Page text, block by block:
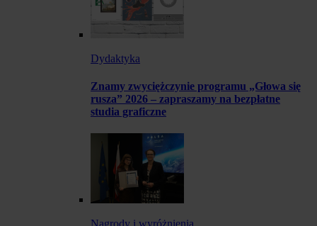
Dydaktyka
Znamy zwyciężczynie programu „Głowa się
rusza” 2026 – zapraszamy na bezpłatne
studia graficzne